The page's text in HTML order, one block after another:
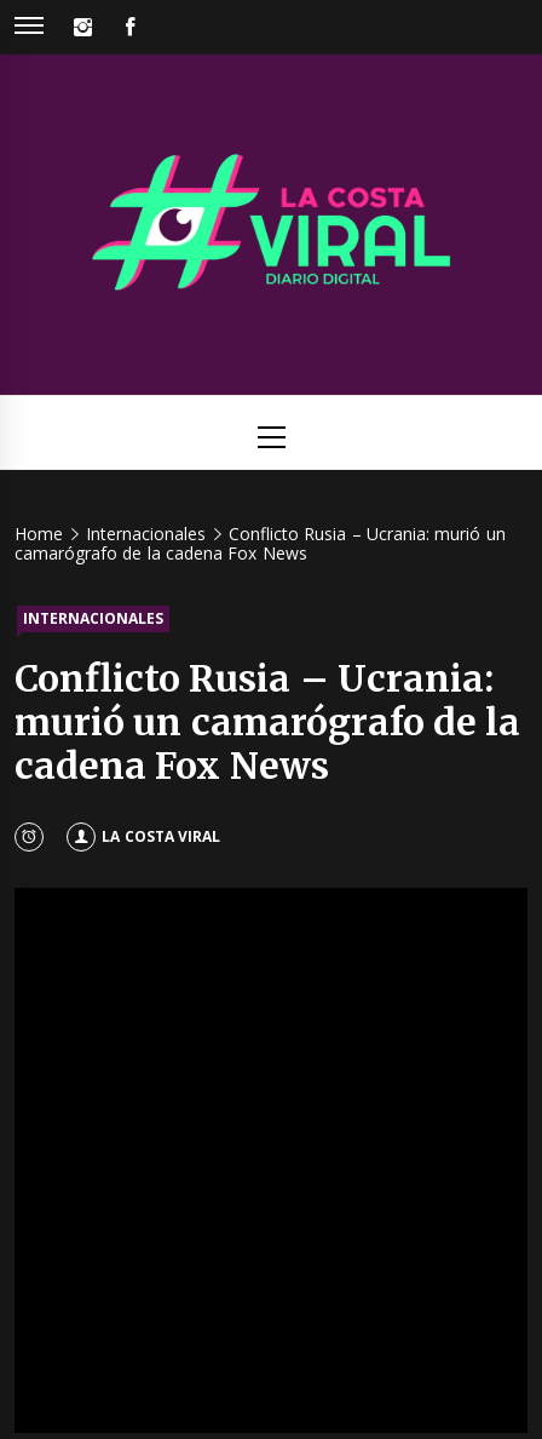
Skip
INSTAGRAM
Viral
Menu
Home Internacionales
Conflicto Rusia – Ucrania: murió un
camarógrafo de la cadena Fox News
INTERNACIONALES
Conflicto Rusia – Ucrania:
murió un camarógrafo de la
cadena Fox News
LA COSTA VIRAL